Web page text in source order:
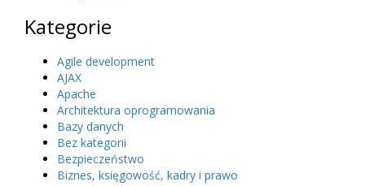
Kategorie
Agile development
AJAX
Apache
Architektura oprogramowania
Bazy danych
Bez kategorii
Bezpieczeństwo
Biznes, księgowość, kadry i prawo